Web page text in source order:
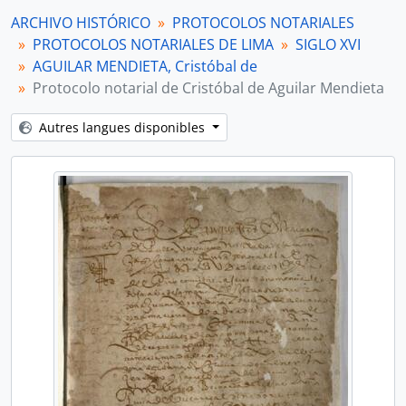
[Série] ARIAS CORTÉS, Pedro y HERNÁNDEZ, Blas
[Série] BELLO, Juan
[Série] BOTE, Francisco Ramiro
[Série] BRAVO, Julián
[Série] CASTAÑEDA, Pedro de
[Série] CASTILLEJO, Rodrigo Alonso
[Série] CÓRDOVA MAQUEDA, Diego de
[Série] CORNEJO, Diego Martín y BUSTAMANTE, Cristobal de
[Série] CORVALÁN, Antonio
[Série] COTAN, Félix y otros
[Série] CUEVA, Alonso de la y HERNÁNDEZ, Blas
[Série] ESPINARES, Juan de
[Série] FRANCO ESQUIVEL, Marcos
[Série] FRIAS, Juan Cristóbal de
[Série] GARCÍA TOMINO, Juan
[Série] GARCÍA DE NOGAL, Juan
[Série] GASCÓN, Bartolomé
[Série] GÓMEZ DE BAEZA, Rodrigo
ARCHIVO HISTÓRICO
PROTOCOLOS NOTARIALES
PROTOCOLOS NOTARIALES DE LIMA
SIGLO XVI
AGUILAR MENDIETA, Cristóbal de
Protocolo notarial de Cristóbal de Aguilar Mendieta
Autres langues disponibles